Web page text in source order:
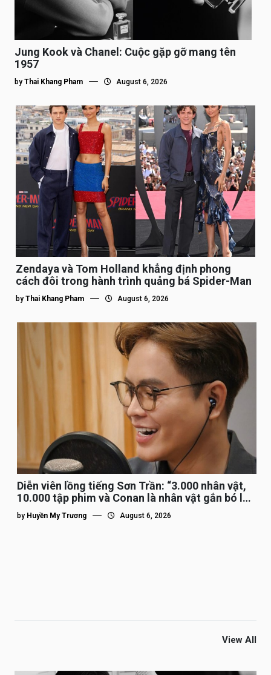
Jung Kook và Chanel: Cuộc gặp gỡ mang tên
1957
by Thai Khang Pham August 6, 2026
Zendaya và Tom Holland khẳng định phong
cách đôi trong hành trình quảng bá Spider-Man
by Thai Khang Pham August 6, 2026
Diễn viên lồng tiếng Sơn Trần: “3.000 nhân vật,
10.000 tập phim và Conan là nhân vật gắn bó lâu
nhất”
by Huyền My Trương August 6, 2026
View All